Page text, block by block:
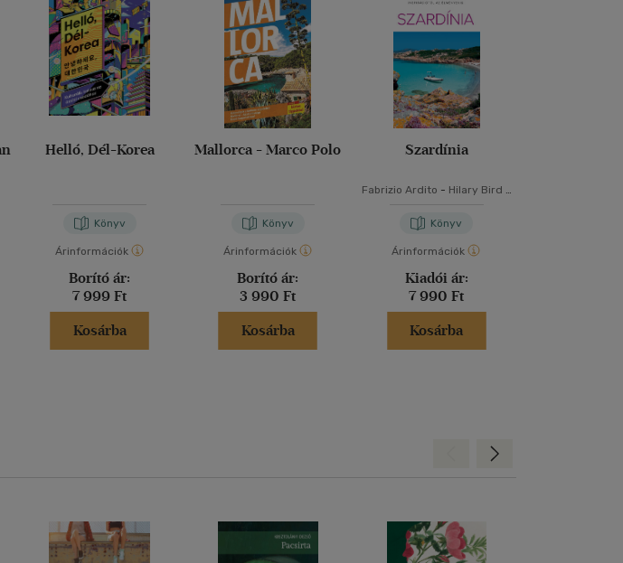
Ezenkívül minden túrához GPS-
Helló, Dél-Korea
Könyv
Árinformációk
Borító ár:
7 999 Ft
Kosárba
Mallorca - Marco Polo
Könyv
Árinformációk
Borító ár:
3 990 Ft
Kosárba
Szardínia
Fabrizio Ardito - Hilary Bird -
Voormei
Könyv
Árinformációk
Kiadói ár:
7 990 Ft
Kosárba
Előre